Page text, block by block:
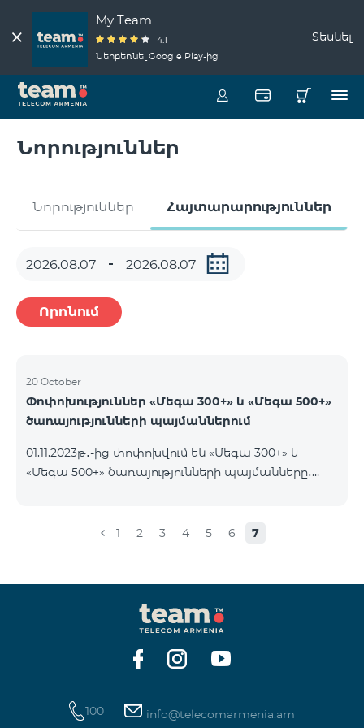
My Team
4.1
Ներբեռնել Google Play-ից
Տեսնել
Նորություններ
Նորություններ Հայտարարություններ
Որոնում
20 October
Փոփոխություններ «Մեգա 300+» և «Մեգա 500+»
ծառայությունների պայմաններում
01.11.2023թ․-ից փոփոխվում են «Մեգա 300+» և
«Մեգա 500+» ծառայությունների պայմանները․
չսպառված ինտերնետի մնացորդը չի զրոյանում
1 2 3 4 5 6 7
100 info@telecomarmenia.am